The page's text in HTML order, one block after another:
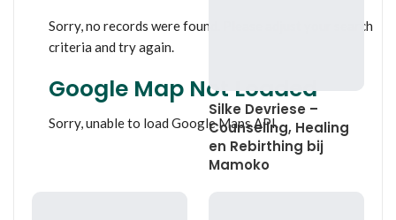
Sorry, no records were found. Please adjust your search
criteria and try again.
Google Map Not Loaded
Sorry, unable to load Google Maps API.
Silke Devriese –
Counseling, Healing
en Rebirthing bij
Mamoko